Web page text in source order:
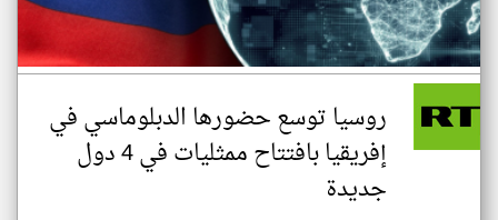
روسيا توسع حضورها الدبلوماسي في
إفريقيا بافتتاح ممثليات في 4 دول
جديدة